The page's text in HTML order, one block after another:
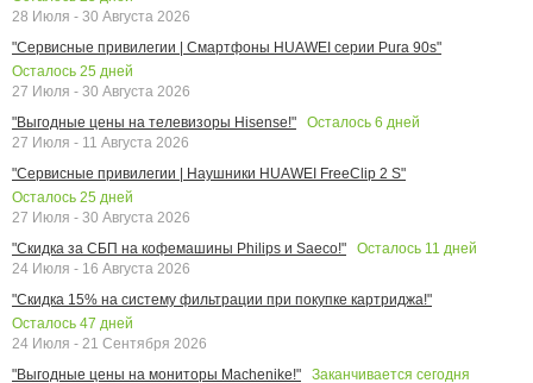
28 Июля - 30 Августа 2026
"Сервисные привилегии | Смартфоны HUAWEI серии Pura 90s"
Осталось 25 дней
27 Июля - 30 Августа 2026
"Выгодные цены на телевизоры Hisense!"
Осталось 6 дней
27 Июля - 11 Августа 2026
"Сервисные привилегии | Наушники HUAWEI FreeClip 2 S"
Осталось 25 дней
27 Июля - 30 Августа 2026
"Скидка за СБП на кофемашины Philips и Saeco!"
Осталось 11 дней
24 Июля - 16 Августа 2026
"Скидка 15% на систему фильтрации при покупке картриджа!"
Осталось 47 дней
24 Июля - 21 Сентября 2026
"Выгодные цены на мониторы Machenike!"
Заканчивается сегодня